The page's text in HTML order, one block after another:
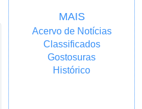
MAIS
Acervo de Notícias
Classificados
Gostosuras
Histórico